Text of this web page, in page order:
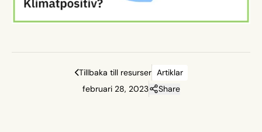
nästa gång. Förstå begreppen för att du och din
verksamhet kan komma igång med ert miljöarbete och
Tillbaka till resurser Artiklar
februari 28, 2023
Share